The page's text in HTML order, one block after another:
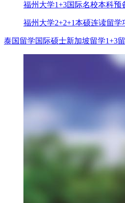
福州大学1+3国际名校本科预
福州大学2+2+1本硕连读留学
泰国留学国际硕士新加坡留学1+3